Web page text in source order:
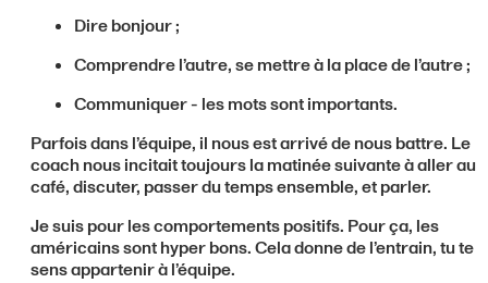
Dire bonjour ;
Comprendre l’autre, se mettre à la place de l’autre ;
Communiquer - les mots sont importants.
Parfois dans l’équipe, il nous est arrivé de nous battre. Le
coach nous incitait toujours la matinée suivante à aller au
café, discuter, passer du temps ensemble, et parler.
Je suis pour les comportements positifs. Pour ça, les
américains sont hyper bons. Cela donne de l’entrain, tu te
sens appartenir à l’équipe.